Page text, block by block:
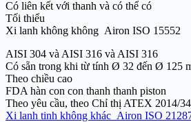
Có liên kết với thanh và có thể có
Tối thiểu
Xi lanh không không Airon ISO 15552
AISI 304 và AISI 316 và AISI 316
Có sẵn trong khi từ tính Ø 32 đến Ø 125
Theo chiều cao
FDA hàn con con thanh thanh piston
Theo yêu cầu, theo Chỉ thị ATEX 2014/
Xi lanh tinh không khác Airon ISO